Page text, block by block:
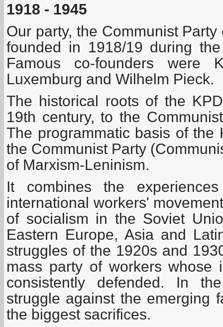
1918 - 1945
Our party, the Communist
founded in 1918/19 during
Famous co-founders were
Luxemburg and Wilhelm Pieck.
The historical roots of the
19th century, to the
The programmatic basis of the
the Communist Party
of Marxism-Leninism.
It combines the
international workers'
of socialism in the Soviet
Eastern Europe, Asia and
struggles of the 1920s and
mass party of workers whose
consistently defended. In
struggle against the emerging
the biggest sacrifices.